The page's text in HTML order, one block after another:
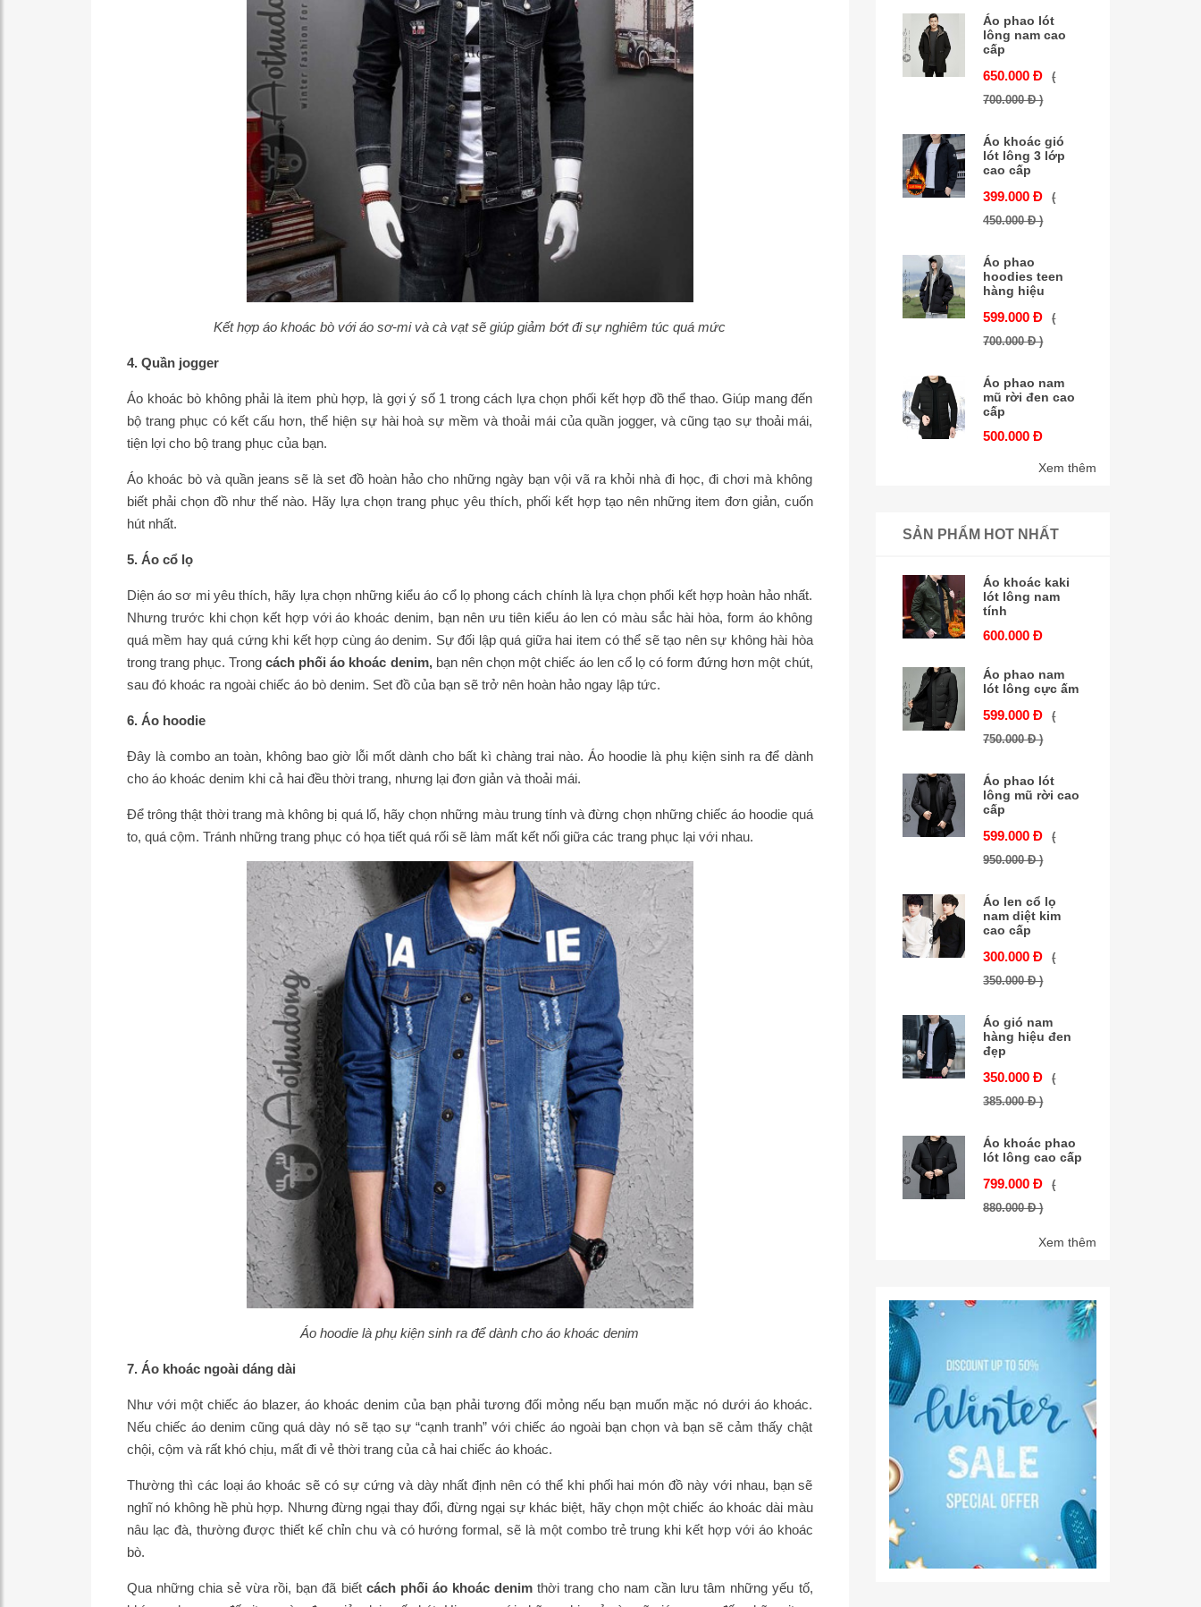
Kết hợp áo khoác bò với áo sơ-mi và cà vạt sẽ giúp giảm bớt đi sự nghiêm túc quá mức
4. Quần jogger
Áo khoác bò không phải là item phù hợp, là gợi ý số 1 trong cách lựa chọn phối kết hợp đồ thể thao. Giúp mang đến
bộ trang phục có kết cấu hơn, thể hiện sự hài hoà sự mềm và thoải mái của quần jogger, và cũng tạo sự thoải mái,
tiện lợi cho bộ trang phục của bạn.
Áo khoác bò và quần jeans sẽ là set đồ hoàn hảo cho những ngày bạn vội vã ra khỏi nhà đi học, đi chơi mà không
biết phải chọn đồ như thế nào. Hãy lựa chọn trang phục yêu thích, phối kết hợp tạo nên những item đơn giản, cuốn
hút nhất.
5. Áo cổ lọ
Diện áo sơ mi yêu thích, hãy lựa chọn những kiểu áo cổ lọ phong cách chính là lựa chọn phối kết hợp hoàn hảo nhất.
Nhưng trước khi chọn kết hợp với áo khoác denim, bạn nên ưu tiên kiểu áo len có màu sắc hài hòa, form áo không
quá mềm hay quá cứng khi kết hợp cùng áo denim. Sự đối lập quá giữa hai item có thể sẽ tạo nên sự không hài hòa
trong trang phục. Trongcách phối áo khoác denim, bạn nên chọn một chiếc áo len cổ lọ có form đứng hơn một chút,
sau đó khoác ra ngoài chiếc áo bò denim. Set đồ của bạn sẽ trở nên hoàn hảo ngay lập tức.
6. Áo hoodie
Đây là combo an toàn, không bao giờ lỗi mốt dành cho bất kì chàng trai nào. Áo hoodie là phụ kiện sinh ra để dành
cho áo khoác denim khi cả hai đều thời trang, nhưng lại đơn giản và thoải mái.
Để trông thật thời trang mà không bị quá lố, hãy chọn những màu trung tính và đừng chọn những chiếc áo hoodie quá
to, quá cộm. Tránh những trang phục có họa tiết quá rối sẽ làm mất kết nối giữa các trang phục lại với nhau.
Áo hoodie là phụ kiện sinh ra để dành cho áo khoác denim
7. Áo khoác ngoài dáng dài
Như với một chiếc áo blazer, áo khoác denim của bạn phải tương đối mỏng nếu bạn muốn mặc nó dưới áo khoác.
Nếu chiếc áo denim cũng quá dày nó sẽ tạo sự “cạnh tranh” với chiếc áo ngoài bạn chọn và bạn sẽ cảm thấy chật
chội, cộm và rất khó chịu, mất đi vẻ thời trang của cả hai chiếc áo khoác.
Thường thì các loại áo khoác sẽ có sự cứng và dày nhất định nên có thể khi phối hai món đồ này với nhau, bạn sẽ
nghĩ nó không hề phù hợp. Nhưng đừng ngại thay đổi, đừng ngại sự khác biệt, hãy chọn một chiếc áo khoác dài màu
nâu lạc đà, thường được thiết kế chỉn chu và có hướng formal, sẽ là một combo trẻ trung khi kết hợp với áo khoác
bò.
Qua những chia sẻ vừa rồi, bạn đã biết cách phối áo khoác denimthời trang cho nam cần lưu tâm những yếu tố,
Áo phao lót
lông nam cao
cấp
650.000 Đ
(
700.000 Đ )
Áo khoác gió
lót lông 3 lớp
cao cấp
399.000 Đ
(
450.000 Đ )
Áo phao
hoodies teen
hàng hiệu
599.000 Đ
(
700.000 Đ )
Áo phao nam
mũ rời đen cao
cấp
500.000 Đ
Xem thêm
SẢN PHẨM HOT NHẤT
Áo khoác kaki
lót lông nam
tính
600.000 Đ
Áo phao nam
lót lông cực ấm
599.000 Đ
(
750.000 Đ )
Áo phao lót
lông mũ rời cao
cấp
599.000 Đ
(
950.000 Đ )
Áo len cổ lọ
nam diệt kim
cao cấp
300.000 Đ
(
350.000 Đ )
Áo gió nam
hàng hiệu đen
đẹp
350.000 Đ
(
385.000 Đ )
Áo khoác phao
lót lông cao cấp
799.000 Đ
(
880.000 Đ )
Xem thêm